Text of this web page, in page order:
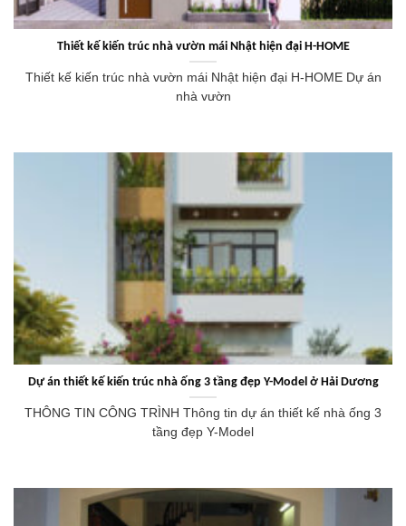
Thiết kế kiến trúc nhà vườn mái Nhật hiện đại H-HOME
Thiết kế kiến trúc nhà vườn mái Nhật hiện đại H-HOME Dự án
nhà vườn
Dự án thiết kế kiến trúc nhà ống 3 tầng đẹp Y-Model ở Hải Dương
THÔNG TIN CÔNG TRÌNH Thông tin dự án thiết kế nhà ống 3
tầng đẹp Y-Model